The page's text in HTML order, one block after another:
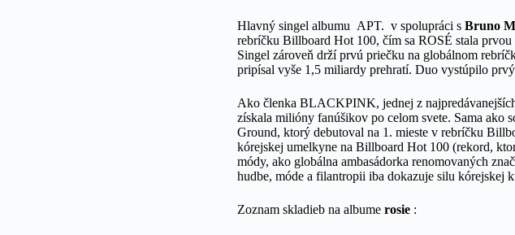
Hlavný singel albumu APT. v spolupráci s Bruno
rebríčku Billboard Hot 100, čím sa ROSÉ stala
Singel zároveň drží prvú priečku na globálnom
pripísal vyše 1,5 miliardy prehratí. Duo vystúpilo
Ako členka BLACKPINK, jednej z
získala milióny fanúšikov po celom svete. Sama ako
Ground, ktorý debutoval na 1. mieste v rebríčku
kórejskej umelkyne na Billboard Hot 100 (rekord,
módy, ako globálna ambasádorka renomovaných
hudbe, móde a filantropii iba dokazuje silu kórejskej
Zoznam skladieb na albume rosie :